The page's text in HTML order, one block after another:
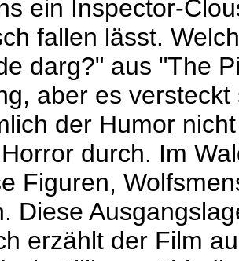
ein Inspector-
fallen lässt.
darg?" aus "The
aber es
der Humor
durch. Im
Figuren,
Diese
erzählt der Film